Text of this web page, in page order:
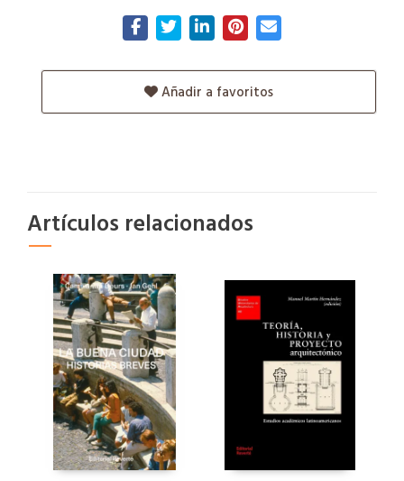
Añadir a favoritos
Artículos relacionados